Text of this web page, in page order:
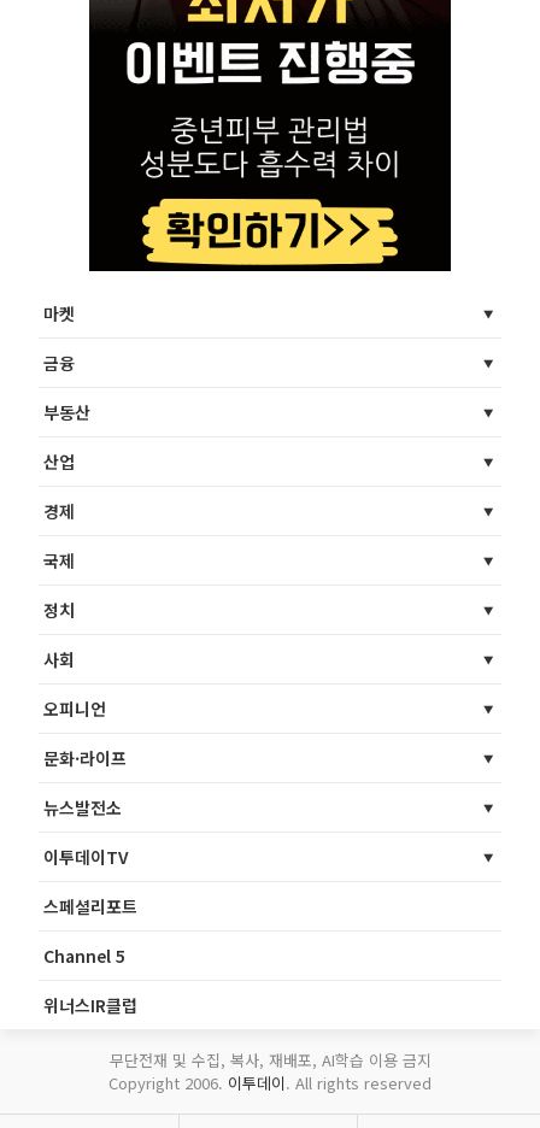
마켓
금융
부동산
산업
경제
국제
정치
사회
오피니언
문화·라이프
뉴스발전소
이투데이TV
스페셜리포트
Channel 5
위너스IR클럽
무단전재 및 수집, 복사, 재배포, AI학습 이용 금지
Copyright 2006. 이투데이. All rights reserved